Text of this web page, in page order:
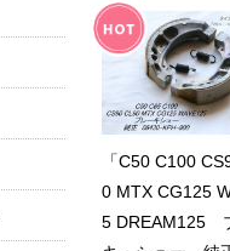
「C50 C100
0 MTX CG125
5 DREAM125